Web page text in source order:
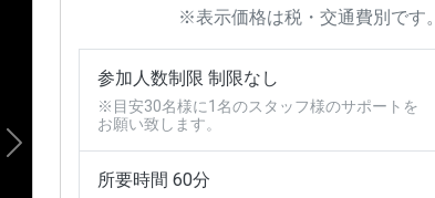
Next
※表示価格は税・交通費別です。
参加人数制限 制限なし
※目安30名様に1名のスタッフ様のサポートを
お願い致します。
所要時間 60分